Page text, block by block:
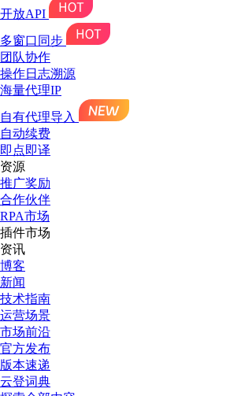
开放API
多窗口同步
团队协作
操作日志溯源
海量代理IP
自有代理导入
自动续费
即点即译
资源
推广奖励
合作伙伴
RPA市场
插件市场
资讯
博客
新闻
技术指南
运营场景
市场前沿
官方发布
版本速递
云登词典